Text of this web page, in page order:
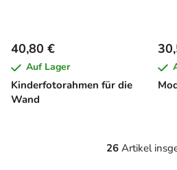
Kinderfotorahmen für die
Wand
40,80 €
Auf Lager
S
26Artikel